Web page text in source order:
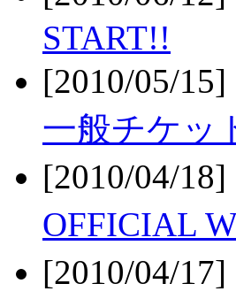
START!!
[2010/05/
一般チケッ
[2010/04/
OFFICIAL
[2010/04/